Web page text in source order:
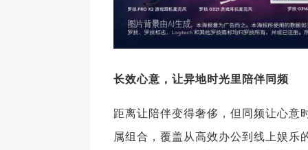
长效心意，让异地时光里陪伴同频
距离让陪伴变得奢侈，但同频让心意
属组合，覆盖从高效办公到线上娱乐